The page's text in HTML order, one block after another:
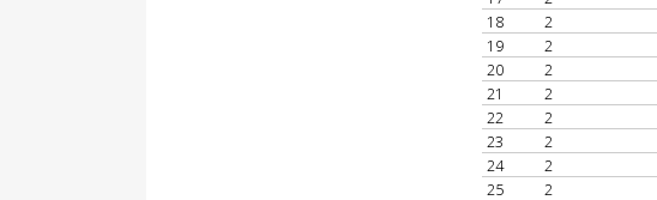
18
2
19
2
20
2
21
2
22
2
23
2
24
2
25
2